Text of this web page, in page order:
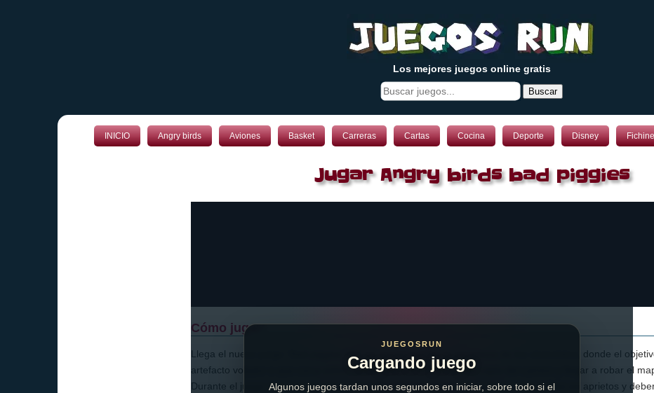
Los mejores juegos online gratis
Buscar
INICIO Angry birds Aviones Basket Carreras Cartas Cocina Deporte Disney
Jugar Angry birds bad piggies
JUEGOSRUN
Cargando juego
Algunos juegos tardan unos segundos en iniciar, sobre todo si el
Cómo jugar:
Llega el nuevo juego “Bad piggies HD” en versión online la venganza de los chanchitos, donde el
artefacto volador o que corra sobre ruedas para tomar todas las cajas del camino y llegar a robar el
Durante el juego nos encontraremos con desafiantes niveles los cuales nos pondrán en aprietos y